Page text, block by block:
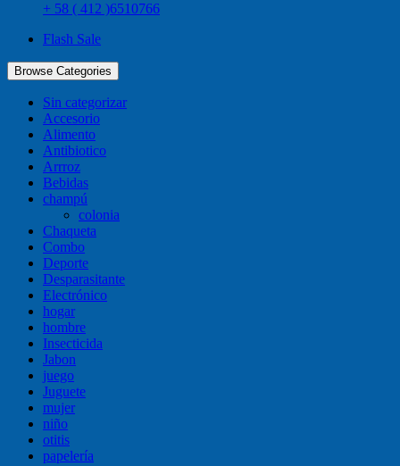
+ 58 ( 412 )6510766
Flash Sale
Browse Categories
Sin categorizar
Accesorio
Alimento
Antibiotico
Arrroz
Bebidas
champú
colonia
Chaqueta
Combo
Deporte
Desparasitante
Electrónico
hogar
hombre
Insecticida
Jabon
juego
Juguete
mujer
niño
otitis
papelería